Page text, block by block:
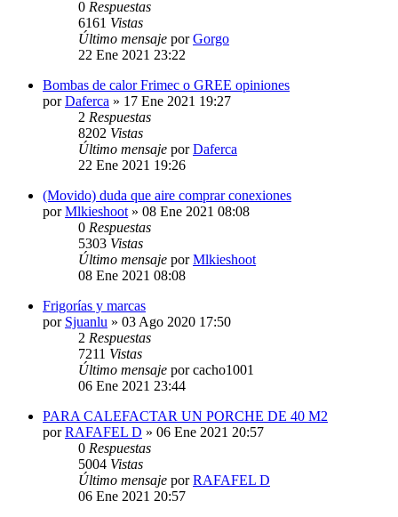
0 Respuestas
6161 Vistas
Último mensaje porGorgo
22 Ene 2021 23:22
Bombas de calor Frimec o GREE opiniones
porDaferca » 17 Ene 2021 19:27
2 Respuestas
8202 Vistas
Último mensaje porDaferca
22 Ene 2021 19:26
(Movido) duda que aire comprar conexiones
porMlkieshoot » 08 Ene 2021 08:08
0 Respuestas
5303 Vistas
Último mensaje porMlkieshoot
08 Ene 2021 08:08
Frigorías y marcas
por Sjuanlu » 03 Ago 2020 17:50
2 Respuestas
7211 Vistas
Último mensaje porcacho1001
06 Ene 2021 23:44
PARA CALEFACTAR UN PORCHE DE 40 M2
porRAFAFEL D » 06 Ene 2021 20:57
0 Respuestas
5004 Vistas
Último mensaje porRAFAFEL D
06 Ene 2021 20:57